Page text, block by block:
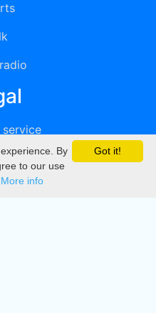
Got it!
By
to our use
More info